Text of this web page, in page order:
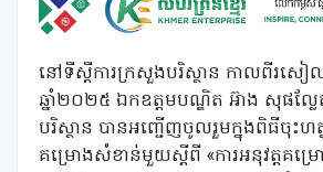
នៅទីស្តីការក្រសួងបរិស្ថាន កាលពីរសៀ
ឆ្នាំ២០២៥ ឯកឧត្តមបណ្ឌិត អ៊ាង សុផល្លែ
បរិស្ថាន បានអញ្ជើញចូលរួមក្នុងពិធីចុះហ
គម្រោងសំខាន់មួយស្តីពី «ការអនុវត្តគម្រ